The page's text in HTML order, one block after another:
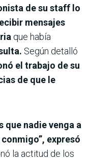
de su staff lo
mensajes
que había
Según detalló
el trabajo de su
de que le
que nadie venga a
expresó
la actitud de los